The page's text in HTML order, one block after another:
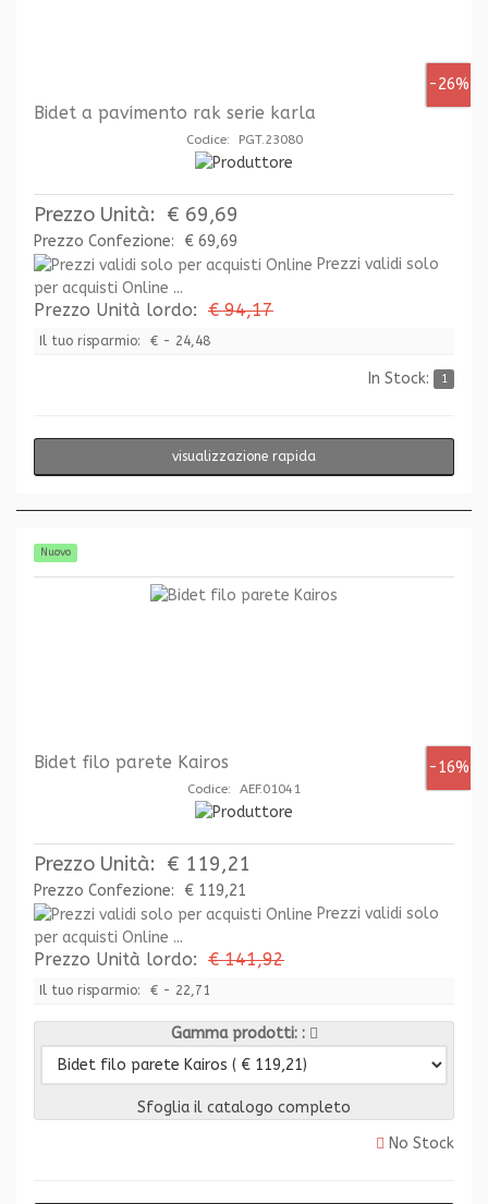
-26%
Bidet a pavimento rak serie karla
Codice: PGT.23080
Prezzo Unità: € 69,69
Prezzo Confezione:
€ 69,69
Prezzi validi solo
per acquisti Online ...
Prezzo Unità lordo: € 94,17
Il tuo risparmio: € - 24,48
In Stock: 1
visualizzazione rapida
Nuovo
-16%
Bidet filo parete Kairos
Codice: AEF.01041
Prezzo Unità: € 119,21
Prezzo Confezione:
€ 119,21
Prezzi validi solo
per acquisti Online ...
Prezzo Unità lordo: € 141,92
Il tuo risparmio: € - 22,71
Gamma prodotti:
Sfoglia il catalogo completo
No Stock